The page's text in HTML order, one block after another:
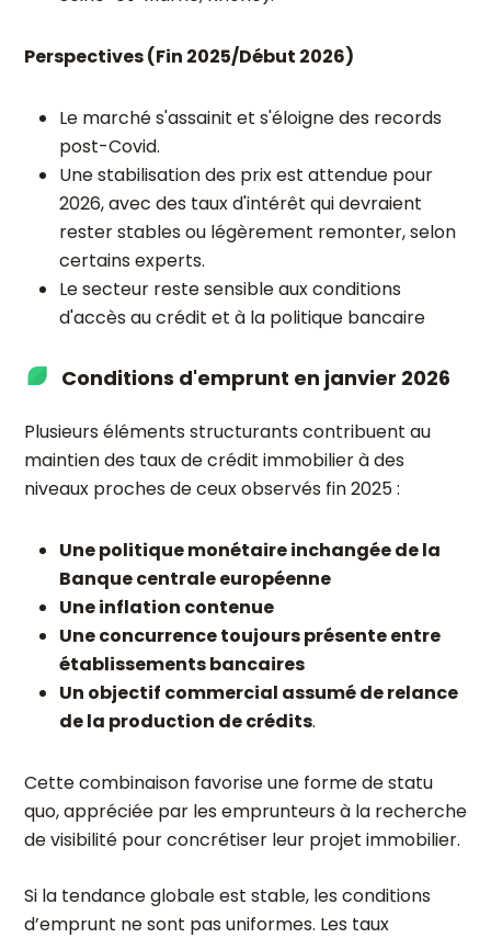
Perspectives (Fin 2025/Début 2026)
Le marché s'assainit et s'éloigne des records
post-Covid.
Une stabilisation des prix est attendue pour
2026, avec des taux d'intérêt qui devraient
rester stables ou légèrement remonter, selon
certains experts.
Le secteur reste sensible aux conditions
d'accès au crédit et à la politique bancaire
Conditions d'emprunt en janvier 2026
Plusieurs éléments structurants contribuent au
maintien des taux de crédit immobilier à des
niveaux proches de ceux observés fin 2025 :
Une politique monétaire inchangée de la
Banque centrale européenne
Une inflation contenue
Une concurrence toujours présente entre
établissements bancaires
Un objectif commercial assumé de relance
de la production de crédits.
Cette combinaison favorise une forme de statu
quo, appréciée par les emprunteurs à la recherche
de visibilité pour concrétiser leur projet immobilier.
Si la tendance globale est stable, les conditions
d’emprunt ne sont pas uniformes. Les taux